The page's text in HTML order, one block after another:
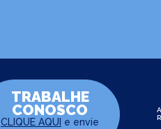
TRABALHE
CONOSCO
CLIQUE AQUI e envie